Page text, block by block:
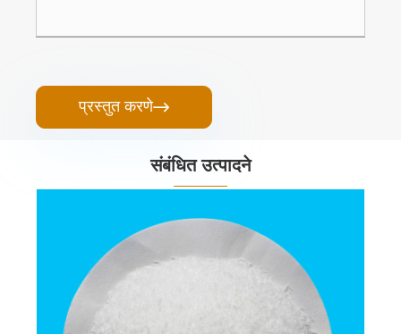
प्रस्तुत करणे
संबंधित उत्पादने